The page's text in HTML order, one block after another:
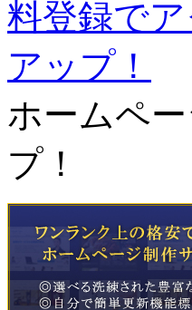
ホームペ
プ！